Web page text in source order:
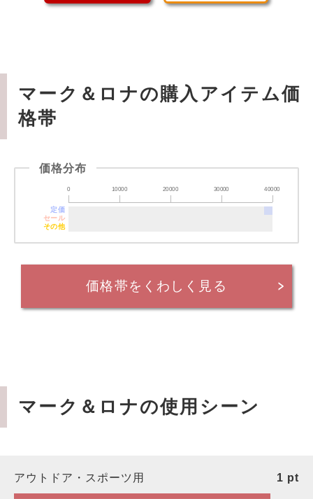
マーク＆ロナの購入アイテム価
格帯
価格分布
0 10000 20000 30000 40000
定価
セール
その他
価格帯をくわしく見る
マーク＆ロナの使用シーン
アウトドア・スポーツ用 1 pt